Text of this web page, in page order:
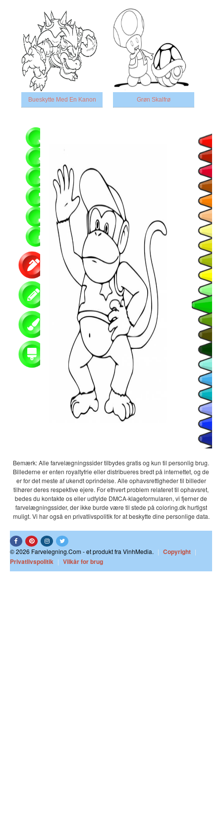
Bueskytte Med En Kanon Grøn Skalfrø
Bemærk: Alle farvelægningssider tilbydes gratis og kun til personlig brug.
Billederne er enten royaltyfrie eller distribueres bredt på internettet, og de
er for det meste af ukendt oprindelse. Alle ophavsrettigheder til billeder
tilhører deres respektive ejere. For ethvert problem relateret til ophavsret,
bedes du kontakte os eller udfylde DMCA-klageformularen, vi fjerner de
farvelægningssider, der ikke burde være til stede på coloring.dk hurtigst
muligt. Vi har også en privatlivspolitik for at beskytte dine personlige data.
© 2026 Farvelegning.Com - et produkt fra VinhMedia. | Copyright |
Privatlivspolitik | Vilkår for brug